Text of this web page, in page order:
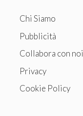
Chi Siamo
Pubblicità
Collabora con noi
Privacy
Cookie Policy